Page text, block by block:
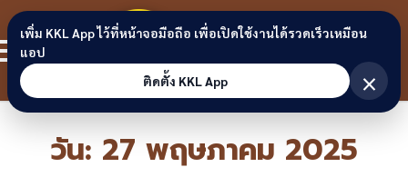
Skip to content
ขอนแก่น
ลิงก์
วัน: 27 พฤษภาคม 2025
เพิ่ม KKL App ไว้ที่หน้าจอมือถือ เพื่อเปิดใช้งานได้รวดเร็วเหมือน
แอป
ติดตั้ง KKL App
×